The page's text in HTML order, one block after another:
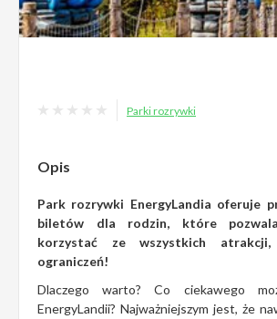
Parki rozrywki
Opis
Park rozrywki EnergyLandia oferuje
biletów dla rodzin, które
korzystać ze wszystkich atrakcji,
ograniczeń!
Dlaczego warto? Co ciekawego
EnergyLandii? Najważniejszym jest, że